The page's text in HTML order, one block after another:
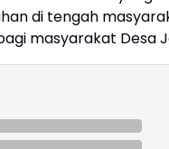
di tengah
masyarakat Desa